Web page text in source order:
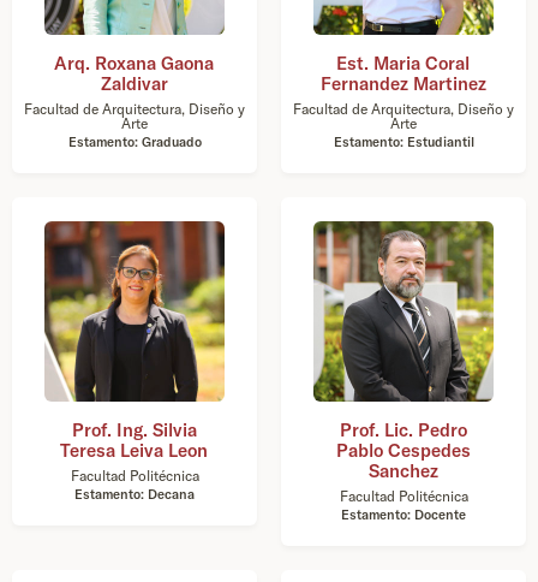
Arq. Roxana Gaona
Zaldivar
Facultad de Arquitectura, Diseño y
Arte
Estamento: Graduado
Est. Maria Coral
Fernandez Martinez
Facultad de Arquitectura, Diseño y
Arte
Estamento: Estudiantil
Prof. Ing. Silvia
Teresa Leiva Leon
Facultad Politécnica
Estamento: Decana
Prof. Lic. Pedro
Pablo Cespedes
Sanchez
Facultad Politécnica
Estamento: Docente